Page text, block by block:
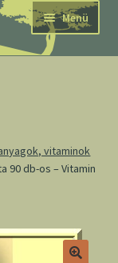
Menü
vitaminok
90 db-os – Vitamin